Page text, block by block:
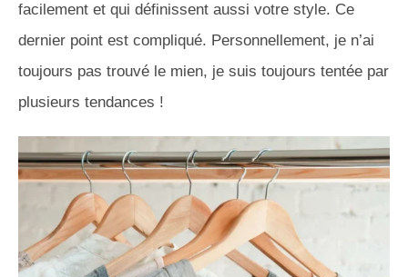
facilement et qui définissent aussi votre style. Ce
dernier point est compliqué. Personnellement, je n’ai
toujours pas trouvé le mien, je suis toujours tentée par
plusieurs tendances !